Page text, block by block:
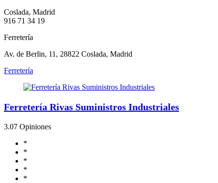
Coslada, Madrid
916 71 34 19
Ferretería
Av. de Berlin, 11, 28822 Coslada, Madrid
Ferretería
Ferretería Rivas Suministros Industriales
3.07 Opiniones
*
*
*
*
*